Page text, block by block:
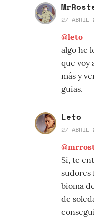
27 ABRIL
@leto
algo he
que voy
más y
guías.
Leto
27 ABRIL
Sí, te
sudores
bioma
de